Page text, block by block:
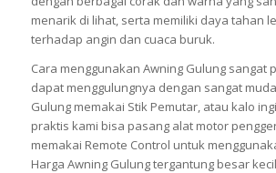
menarik di lihat, serta memiliki daya tahan
terhadap angin dan cuaca buruk.
Cara menggunakan Awning Gulung sangat
dapat menggulungnya dengan sangat
Gulung memakai Stik Pemutar, atau kalo
praktis kami bisa pasang alat motor
memakai Remote Control untuk
Harga Awning Gulung tergantung besar